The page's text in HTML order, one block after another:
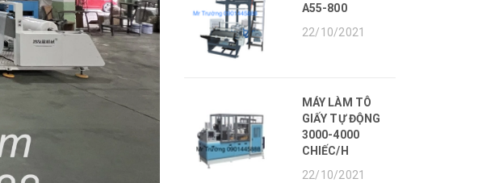
A55-800
22/10/2021
MÁY LÀM TÔ
GIẤY TỰ ĐỘNG
3000-4000
CHIẾC/H
22/10/2021